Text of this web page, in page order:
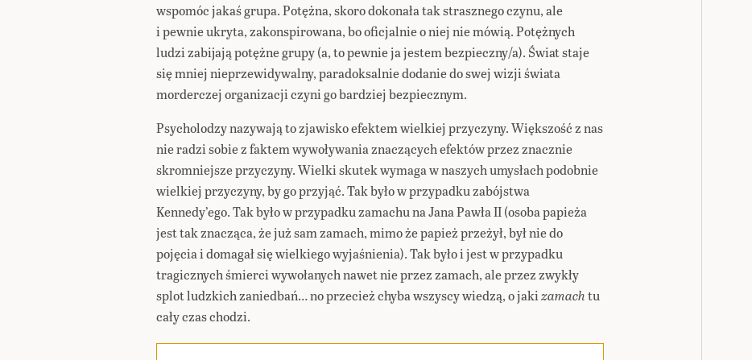
wspomóc jakaś grupa. Potężna, skoro dokonała tak strasznego czynu, ale
i pewnie ukryta, zakonspirowana, bo oficjalnie o niej nie mówią. Potężnych
ludzi zabijają potężne grupy (a, to pewnie ja jestem bezpieczny/a). Świat staje
się mniej nieprzewidywalny, paradoksalnie dodanie do swej wizji świata
morderczej organizacji czyni go bardziej bezpiecznym.
Psycholodzy nazywają to zjawisko efektem wielkiej przyczyny. Większość z nas
nie radzi sobie z faktem wywoływania znaczących efektów przez znacznie
skromniejsze przyczyny. Wielki skutek wymaga w naszych umysłach podobnie
wielkiej przyczyny, by go przyjąć. Tak było w przypadku zabójstwa
Kennedy’ego. Tak było w przypadku zamachu na Jana Pawła II (osoba papieża
jest tak znacząca, że już sam zamach, mimo że papież przeżył, był nie do
pojęcia i domagał się wielkiego wyjaśnienia). Tak było i jest w przypadku
tragicznych śmierci wywołanych nawet nie przez zamach, ale przez zwykły
splot ludzkich zaniedbań… no przecież chyba wszyscy wiedzą, o jakizamachtu
cały czas chodzi.